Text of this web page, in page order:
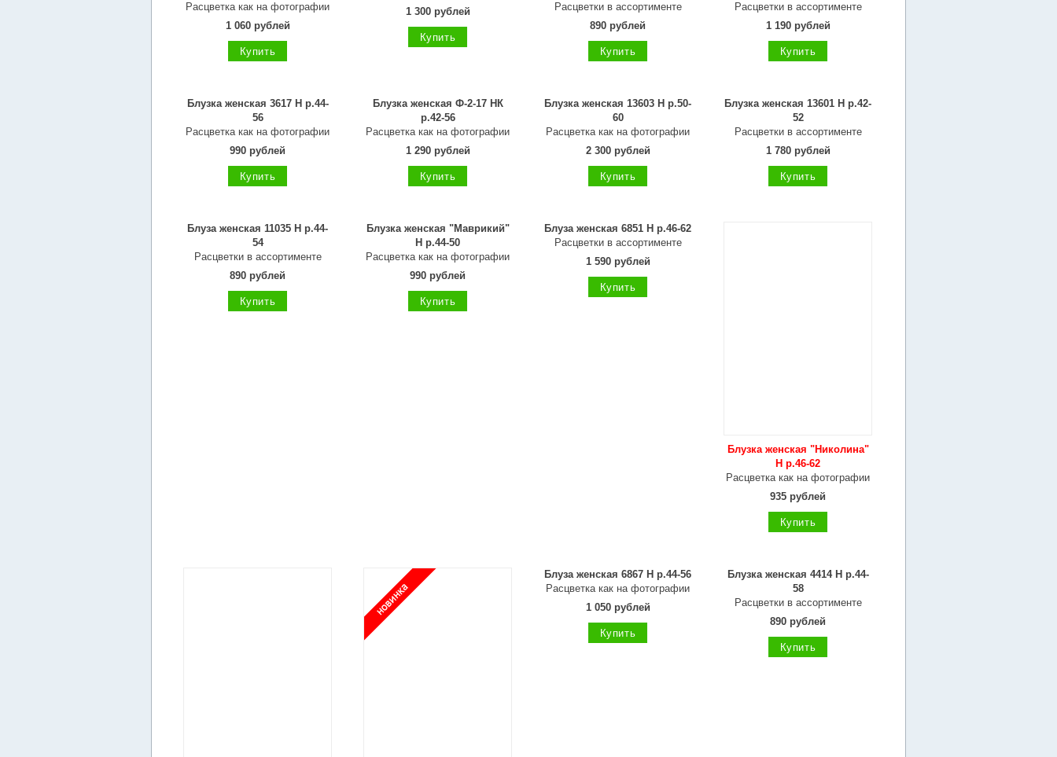
Расцветка как на фотографии
1 060 рублей
Купить
1 300 рублей
Купить
Расцветки в ассортименте
890 рублей
Купить
Расцветки в ассортименте
1 190 рублей
Купить
Блузка женская 3617 Н р.44-
56
Расцветка как на фотографии
990 рублей
Купить
Блузка женская Ф-2-17 НК
р.42-56
Расцветка как на фотографии
1 290 рублей
Купить
Блузка женская 13603 Н р.50-
60
Расцветка как на фотографии
2 300 рублей
Купить
Блузка женская 13601 Н р.42-
52
Расцветки в ассортименте
1 780 рублей
Купить
Блуза женская 11035 Н р.44-
54
Расцветки в ассортименте
890 рублей
Купить
Блузка женская "Маврикий"
Н р.44-50
Расцветка как на фотографии
990 рублей
Купить
Блуза женская 6851 Н р.46-62
Расцветки в ассортименте
1 590 рублей
Купить
Блузка женская "Николина"
Н р.46-62
Расцветка как на фотографии
935 рублей
Купить
Блуза женская 6867 Н р.44-56
Расцветка как на фотографии
1 050 рублей
Купить
Блузка женская 4414 Н р.44-
58
Расцветки в ассортименте
890 рублей
Купить